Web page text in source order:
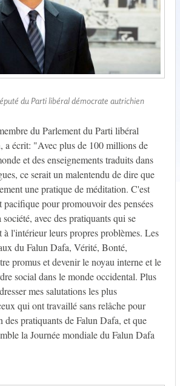
du Parti libéral démocrate autrichien
du Parlement du Parti libéral
a écrit: "Avec plus de 100 millions de
et des enseignements traduits dans
ce serait un malentendu de dire que
une pratique de méditation. C'est
pour promouvoir des pensées
avec des pratiquants qui se
à l'intérieur leurs propres problèmes. Les
du Falun Dafa, Vérité, Bonté,
promus et devenir le noyau interne et le
social dans le monde occidental. Plus
mes salutations les plus
qui ont travaillé sans relâche pour
des pratiquants de Falun Dafa, et que
la Journée mondiale du Falun Dafa